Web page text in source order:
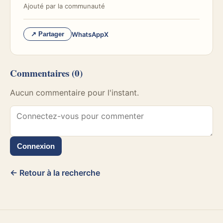
Ajouté par la communauté
↗ Partager WhatsAppX
Commentaires (0)
Aucun commentaire pour l'instant.
Connexion
← Retour à la recherche